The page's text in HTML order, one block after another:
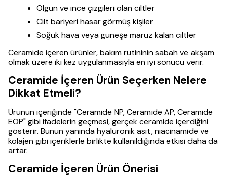
Olgun ve ince çizgileri olan ciltler
Cilt bariyeri hasar görmüş kişiler
Soğuk hava veya güneşe maruz kalan ciltler
Ceramide içeren ürünler, bakım rutininin sabah ve akşam
olmak üzere iki kez uygulanmasıyla en iyi sonucu verir.
Ceramide İçeren Ürün Seçerken Nelere
Dikkat Etmeli?
Ürünün içeriğinde "Ceramide NP, Ceramide AP, Ceramide
EOP" gibi ifadelerin geçmesi, gerçek ceramide içerdiğini
gösterir. Bunun yanında hyaluronik asit, niacinamide ve
kolajen gibi içeriklerle birlikte kullanıldığında etkisi daha da
artar.
Ceramide İçeren Ürün Önerisi